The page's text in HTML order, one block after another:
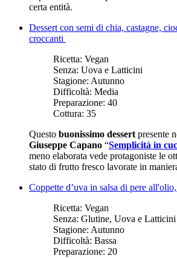
certa entità.
Dessert con semi di chia, castagne,
croccanti
Ricetta: Vegan
Senza: Uova e Latticini
Stagione: Autunno
Difficoltà: Media
Preparazione: 40
Cottura: 35
Questo buonissimo dessert presente
Giuseppe Capano “Semplicità in
meno elaborata vede protagoniste le
stato di frutto fresco lavorate in
Coppette d’uva in salsa di pere
Ricetta: Vegan
Senza: Glutine, Uova e Latticini
Stagione: Autunno
Difficoltà: Bassa
Preparazione: 20